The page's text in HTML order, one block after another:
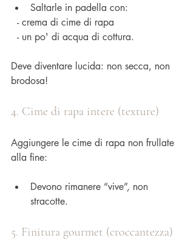
Saltarle in padella con:
  - crema di cime di rapa
  - un po' di acqua di cottura.
Deve diventare lucida: non secca, non
brodosa!
4. Cime di rapa intere (texture)
Aggiungere le cime di rapa non frullate
alla fine:
Devono rimanere “vive”, non
stracotte.
5. Finitura gourmet (croccantezza)